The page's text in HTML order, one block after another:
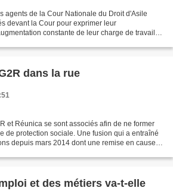
agents de la Cour Nationale du Droit d'Asile
devant la Cour pour exprimer leur
constante de leur charge de travail.
dans la rue
et Réunica se sont associés afin de ne former
de protection sociale. Une fusion qui a entraîné
depuis mars 2014 dont une remise en cause
et des métiers va-t-elle